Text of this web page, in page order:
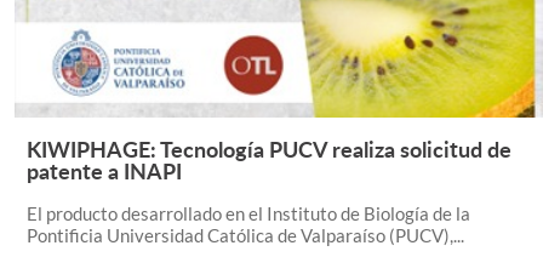
Leer Más +
KIWIPHAGE: Tecnología PUCV realiza solicitud de
patente a INAPI
El producto desarrollado en el Instituto de Biología de la
Pontificia Universidad Católica de Valparaíso (PUCV),...